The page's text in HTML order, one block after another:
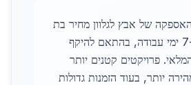
של אבץ לגלוון מחיר בת
ים נעים בין 3 ל-7 ימי עבודה, בהתאם להיקף
פרויקטים קטנים יותר
יותר, בעוד הזמנות גדולות